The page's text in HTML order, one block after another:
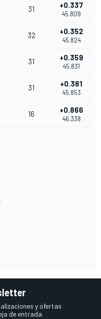
31 +0.337
45.809
32 +0.352
45.824
31 +0.359
45.831
31 +0.381
45.853
16 +0.866
46.338
y ofertas
de entrada.